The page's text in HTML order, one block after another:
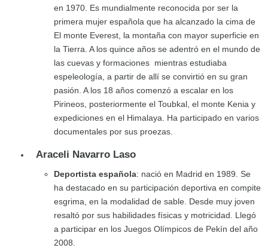
en 1970. Es mundialmente reconocida por ser la
primera mujer española que ha alcanzado la cima de
El monte Everest, la montaña con mayor superficie en
la Tierra. A los quince años se adentró en el mundo de
las cuevas y formaciones mientras estudiaba
espeleología, a partir de allí se convirtió en su gran
pasión. A los 18 años comenzó a escalar en los
Pirineos, posteriormente el Toubkal, el monte Kenia y
expediciones en el Himalaya. Ha participado en varios
documentales por sus proezas.
Araceli Navarro Laso
Deportista española: nació en Madrid en 1989. Se
ha destacado en su participación deportiva en compite
esgrima, en la modalidad de sable. Desde muy joven
resaltó por sus habilidades físicas y motricidad. Llegó
a participar en los Juegos Olímpicos de Pekín del año
2008.